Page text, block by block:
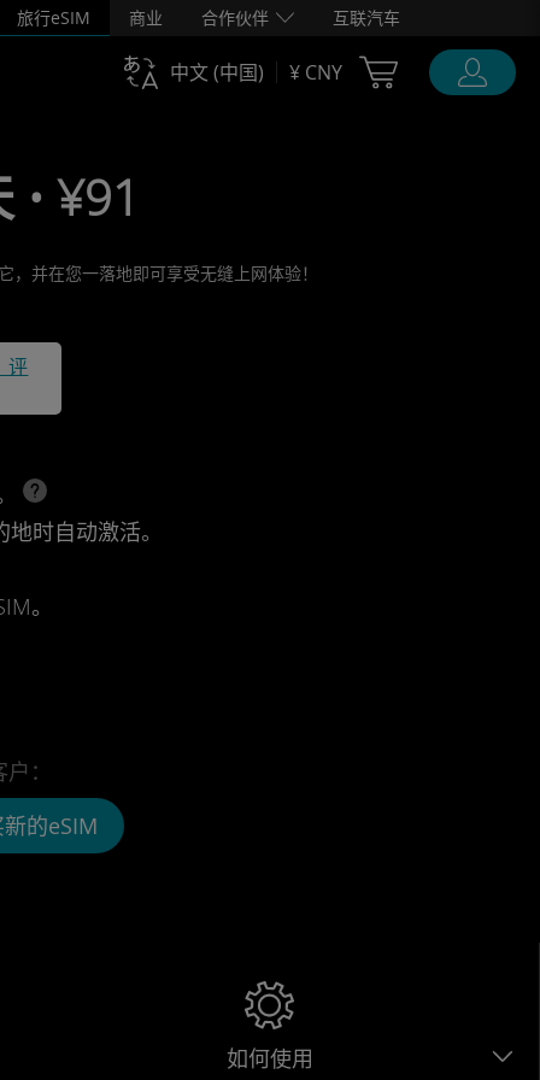
旅行eSIM 商业 合作伙伴 互联汽车
中文 (中国) ¥ CNY Cart Ubigi
• ¥91
并在您一落地即可享受无缝上网体验！
评
时自动激活。
。
：
的eSIM
如何使用